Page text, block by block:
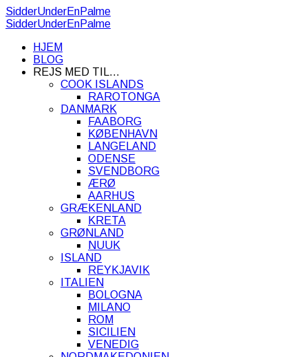
SidderUnderEnPalme
SidderUnderEnPalme
HJEM
BLOG
REJS MED TIL…
COOK ISLANDS
RAROTONGA
DANMARK
FAABORG
KØBENHAVN
LANGELAND
ODENSE
SVENDBORG
ÆRØ
AARHUS
GRÆKENLAND
KRETA
GRØNLAND
NUUK
ISLAND
REYKJAVIK
ITALIEN
BOLOGNA
MILANO
ROM
SICILIEN
VENEDIG